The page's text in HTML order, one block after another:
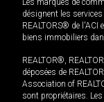
Les marques de
désignent les
REALTORS® de l'ACI
biens immobiliers
REALTOR®,
déposées de
Association of
sont propriétaires.